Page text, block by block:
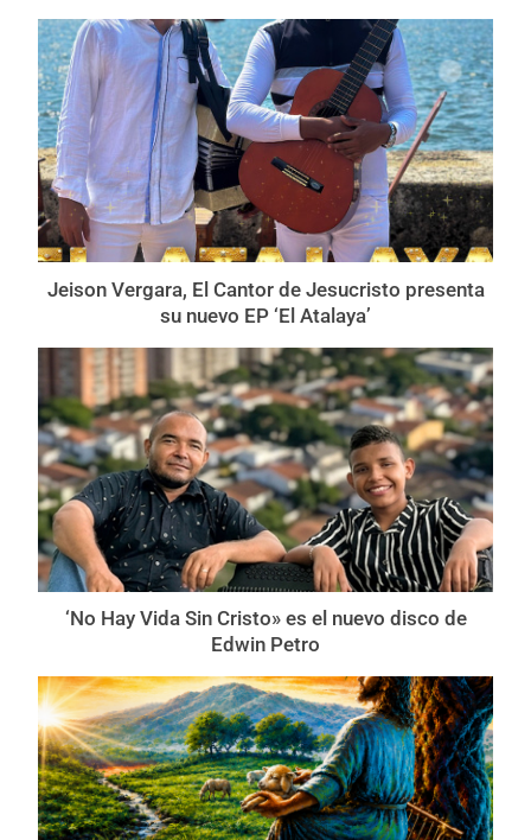
Jeison Vergara, El Cantor de Jesucristo presenta
su nuevo EP ‘El Atalaya’
‘No Hay Vida Sin Cristo» es el nuevo disco de
Edwin Petro